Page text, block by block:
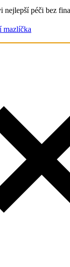
nejlepší péči bez
mazlíčka